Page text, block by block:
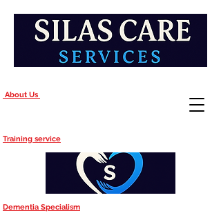
About Us
Training service
Dementia Specialism